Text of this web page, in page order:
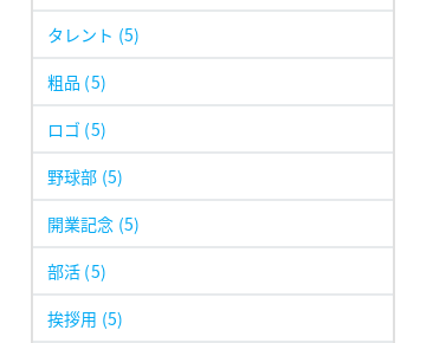
タレント (5)
粗品 (5)
ロゴ (5)
野球部 (5)
開業記念 (5)
部活 (5)
挨拶用 (5)